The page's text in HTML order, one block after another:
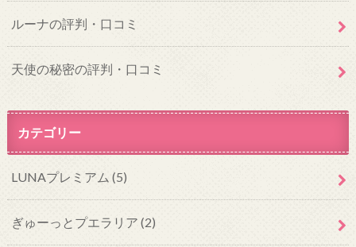
ルーナの評判・口コミ
天使の秘密の評判・口コミ
カテゴリー
LUNAプレミアム (5)
ぎゅーっとプエラリア (2)